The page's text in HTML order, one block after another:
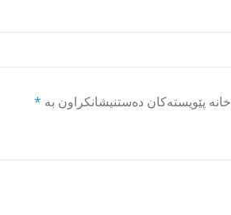
خانە پێویستەکان دەستنیشانکراون بە *